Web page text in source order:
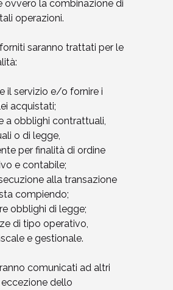
ovvero la combinazione di
operazioni.
saranno trattati per le
il servizio e/o fornire i
acquistati;
a obblighi contrattuali,
o di legge,
per finalità di ordine
e contabile;
alla transazione
compiendo;
obblighi di legge;
di tipo operativo,
e gestionale.
comunicati ad altri
dello